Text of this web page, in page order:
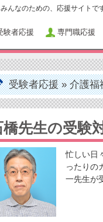
んなのための、応援サイトで
験者応援 専門職応援
受験者応援»介護福
橋先生の受験
忙しい日
ったりの
一先生が